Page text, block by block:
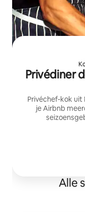
Privédiner
Privéchef-kok uit
je Airbnb
Alle